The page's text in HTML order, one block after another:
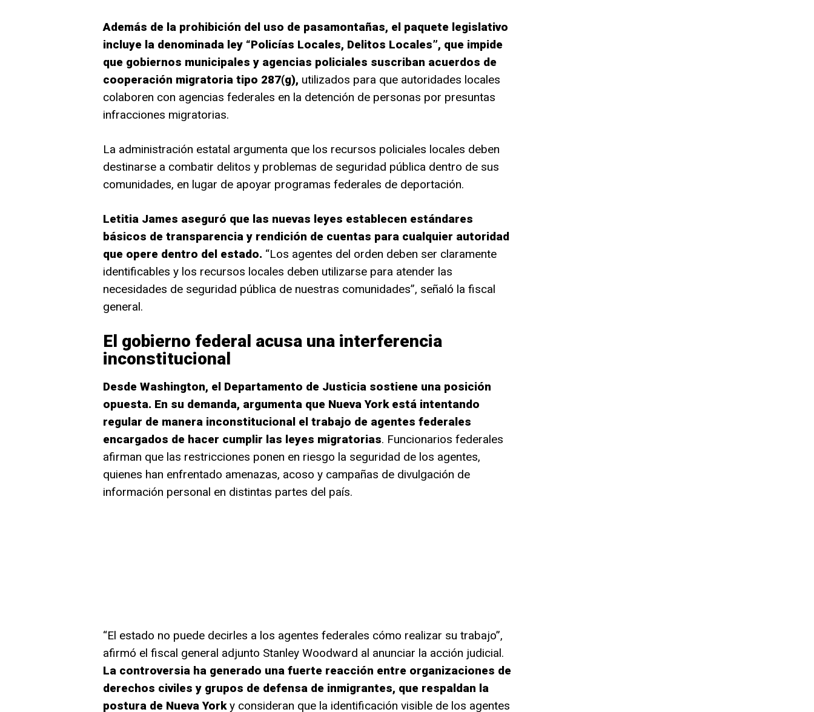
Además de la prohibición del uso de pasamontañas, el paquete legislativo
incluye la denominada ley “Policías Locales, Delitos Locales”, que impide
que gobiernos municipales y agencias policiales suscriban acuerdos de
cooperación migratoria tipo 287(g), utilizados para que autoridades locales
colaboren con agencias federales en la detención de personas por presuntas
infracciones migratorias.
La administración estatal argumenta que los recursos policiales locales deben
destinarse a combatir delitos y problemas de seguridad pública dentro de sus
comunidades, en lugar de apoyar programas federales de deportación.
Letitia James aseguró que las nuevas leyes establecen estándares
básicos de transparencia y rendición de cuentas para cualquier autoridad
que opere dentro del estado. “Los agentes del orden deben ser claramente
identificables y los recursos locales deben utilizarse para atender las
necesidades de seguridad pública de nuestras comunidades”, señaló la fiscal
general.
El gobierno federal acusa una interferencia
inconstitucional
Desde Washington, el Departamento de Justicia sostiene una posición
opuesta. En su demanda, argumenta que Nueva York está intentando
regular de manera inconstitucional el trabajo de agentes federales
encargados de hacer cumplir las leyes migratorias. Funcionarios federales
afirman que las restricciones ponen en riesgo la seguridad de los agentes,
quienes han enfrentado amenazas, acoso y campañas de divulgación de
información personal en distintas partes del país.
“El estado no puede decirles a los agentes federales cómo realizar su trabajo”,
afirmó el fiscal general adjunto Stanley Woodward al anunciar la acción judicial.
La controversia ha generado una fuerte reacción entre organizaciones de
derechos civiles y grupos de defensa de inmigrantes, que respaldan la
postura de Nueva Yorky consideran que la identificación visible de los agentes